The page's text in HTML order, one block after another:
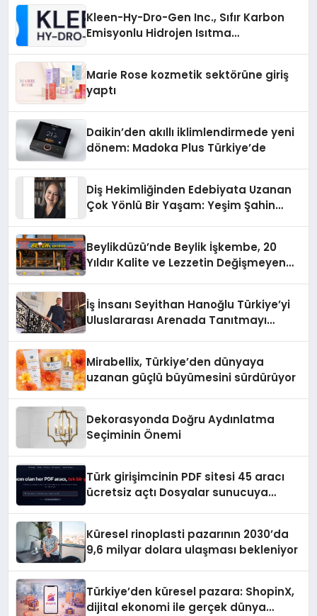
Kleen-Hy-Dro-Gen Inc., Sıfır Karbon
Emisyonlu Hidrojen Isıtma
Marie Rose kozmetik sektörüne giriş
yaptı
Daikin’den akıllı iklimlendirmede yeni
dönem: Madoka Plus Türkiye’de
Diş Hekimliğinden Edebiyata Uzanan
Çok Yönlü Bir Yaşam: Yeşim Şahin
Beylikdüzü’nde Beylik İşkembe, 20
Yıldır Kalite ve Lezzetin Değişmeyen
İş İnsanı Seyithan Hanoğlu Türkiye’yi
Uluslararası Arenada Tanıtmayı
Mirabellix, Türkiye’den dünyaya
uzanan güçlü büyümesini sürdürüyor
Dekorasyonda Doğru Aydınlatma
Seçiminin Önemi
Türk girişimcinin PDF sitesi 45 aracı
ücretsiz açtı Dosyalar sunucuya
Küresel rinoplasti pazarının 2030’da
9,6 milyar dolara ulaşması bekleniyor
Türkiye’den küresel pazara: ShopinX,
dijital ekonomi ile gerçek dünya